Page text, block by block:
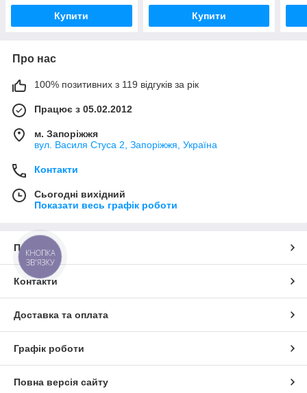
Купити Купити
Про нас
100% позитивних з 119 відгуків за рік
Працює з 05.02.2012
м. Запоріжжя
вул. Василя Стуса 2, Запоріжжя, Україна
Контакти
Сьогодні вихідний
Показати весь графік роботи
Про нас
Контакти
Доставка та оплата
Графік роботи
Повна версія сайту
КНОПКА
ЗВ'ЯЗКУ